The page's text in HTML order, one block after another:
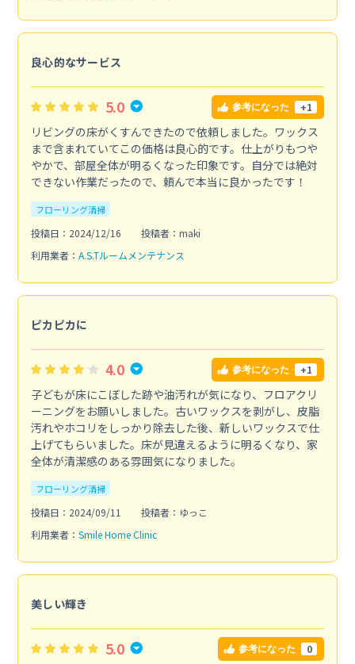
良心的なサービス
5.0 参考になった +1
リビングの床がくすんできたので依頼しました。ワックス
まで含まれていてこの価格は良心的です。仕上がりもつや
やかで、部屋全体が明るくなった印象です。自分では絶対
できない作業だったので、頼んで本当に良かったです！
フローリング清掃
投稿日：2024/12/16
投稿者：maki
利用業者： A.S.Tルームメンテナンス
ピカピカに
4.0 参考になった +1
子どもが床にこぼした跡や油汚れが気になり、フロアクリ
ーニングをお願いしました。古いワックスを剥がし、皮脂
汚れやホコリをしっかり除去した後、新しいワックスで仕
上げてもらいました。床が見違えるように明るくなり、家
全体が清潔感のある雰囲気になりました。
フローリング清掃
投稿日：2024/09/11
投稿者：ゆっこ
利用業者： Smile Home Clinic
美しい輝き
5.0 参考になった 0